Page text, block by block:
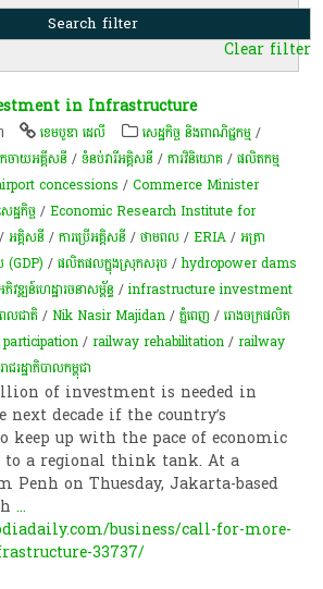
Clear filter
in Infrastructure
ខេមបូឌា ដេលី សេដ្ឋកិច្ច និងពាណិជ្ជកម្ម /
ចាយអគ្គីសនី /ទំនប់​វា​រី​អគ្គិសនី​ /ការវិនិយោគ /ផលិតកម្ម
concessions /Commerce Minister
ឋកិច្ច /Economic Research Insti­tute for
/អគ្គិសនី /ការប្រើអគ្គិសនី /ថាមពល /ERIA /អត្រា​
/ផលិតផលក្នុងស្រុកសរុប /hydro­power dams
ឌ្ឍន៍ហេដ្ឋា​រចនា​សម្ព័ន្ធ​ /infrastructure investment
លជាតិ /Nik Nasir Majidan /ភ្នំពេញ /រោងចក្រផលិត
/railway rehabilitation /railway
រាជរដ្ឋាភិបាលកម្ពុជា
of investment is needed in
next decade if the country’s
keep up with the pace of economic
to a regional think tank. At a
on Thuesday, Jakarta-based
...
business/call-for-more-
33737/